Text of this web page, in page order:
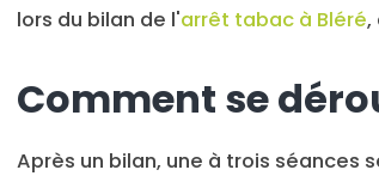
lors du bilan de l'arrêt tabac à Bléré,
Comment se
Après un bilan, une à trois séances